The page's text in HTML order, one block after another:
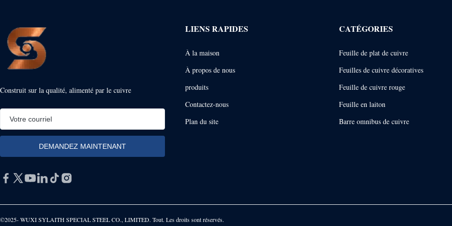
Construit sur la qualité, alimenté par le cuivre
LIENS RAPIDES
À la maison
À propos de nous
produits
Contactez-nous
Plan du site
CATÉGORIES
Feuille de plat de cuivre
Feuilles de cuivre décoratives
Feuille de cuivre rouge
Feuille en laiton
Barre omnibus de cuivre
©2025- WUXI SYLAITH SPECIAL STEEL CO., LIMITED. Tout. Les droits sont réservés.